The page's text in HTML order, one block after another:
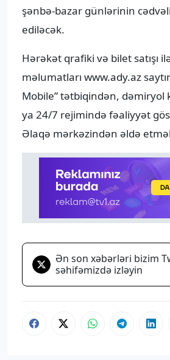
şənbə-bazar günlərinin
ediləcək.
Hərəkət qrafiki və bilet satışı
məlumatları www.ady.az
Mobile” tətbiqindən, dəmiryol
ya 24/7 rejimində fəaliyyət
Əlaqə mərkəzindən əldə
Ən son xəbərləri bizim
səhifəmizdə izləyin